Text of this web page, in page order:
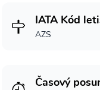
IATA Kód
AZS
Časový